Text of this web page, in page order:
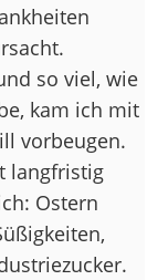
so viel, wie
kam ich mit
vorbeugen.
langfristig
Ostern